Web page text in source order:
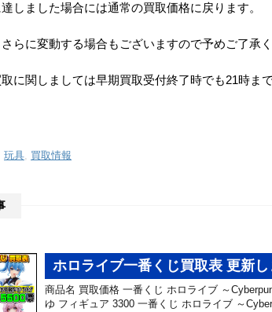
しました場合には通常の買取価格に戻ります。
らに変動する場合もございますので予めご了承く
に関しましては早期買取受付終了時でも21時ま
玩具, 買取情報
ホロライブ一番くじ買取表 更新
商品名 買取価格 一番くじ ホロライブ ～
ゆ フィギュア 3300 一番くじ ホロライブ ～